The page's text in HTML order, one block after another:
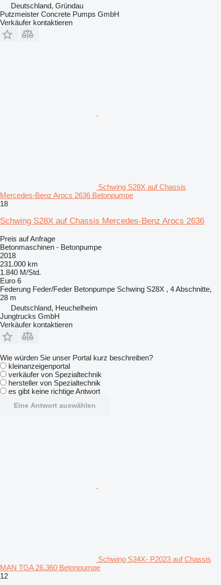
Deutschland, Gründau
Putzmeister Concrete Pumps GmbH
Verkäufer kontaktieren
Schwing S28X auf Chassis
Mercedes-Benz Arocs 2636 Betonpumpe
18
Schwing S28X auf Chassis Mercedes-Benz Arocs 2636
Preis auf Anfrage
Betonmaschinen - Betonpumpe
2018
231.000 km
1.840 M/Std.
Euro 6
Federung Feder/Feder Betonpumpe Schwing S28X , 4 Abschnitte,
28 m
Deutschland, Heuchelheim
Jungtrucks GmbH
Verkäufer kontaktieren
Wie würden Sie unser Portal kurz beschreiben?
kleinanzeigenportal
verkäufer von Spezialtechnik
hersteller von Spezialtechnik
es gibt keine richtige Antwort
Eine Antwort auswählen
Schwing S34X- P2023 auf Chassis
MAN TGA 26.360 Betonpumpe
12